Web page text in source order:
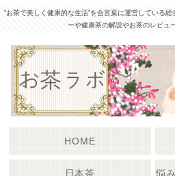
”お茶で美しく健康的な生活”を合言葉に運営している
ーや健康茶の解説やお茶のレビュ
HOME
日本茶 悩